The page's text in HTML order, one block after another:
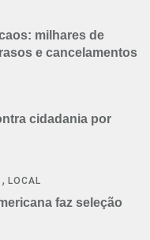
milhares de
e cancelamentos
cidadania por
,LOCAL
faz seleção